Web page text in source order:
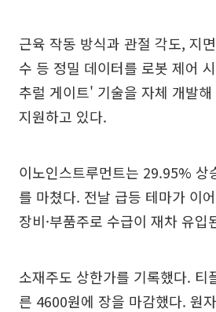
근육 작동 방식과 관절 각도, 지
수 등 정밀 데이터를 로봇 제어
추럴 게이트' 기술을 자체 개발
지원하고 있다.
이노인스트루먼트는 29.95% 상
를 마쳤다. 전날 급등 테마가 이
장비·부품주로 수급이 재차 유입
소재주도 상한가를 기록했다.
른 4600원에 장을 마감했다. 원